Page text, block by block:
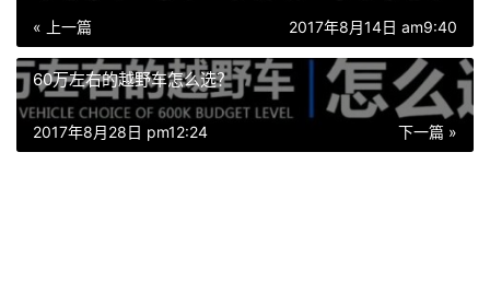
« 上一篇 2017年8月14日 am9:40
60万左右的越野车怎么选？
下一篇 »
2017年8月28日 pm12:24